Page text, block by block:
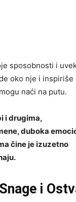
sposobnosti i
oko nje i inspiriše
naći na putu.
i drugima,
duboka
čine je izuzetno
i